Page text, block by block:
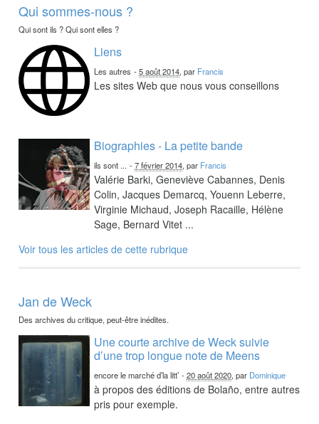
Qui sommes-nous ?
Qui sont ils ? Qui sont elles ?
Liens
Les autres -5 août 2014, par Francis
Les sites Web que nous vous conseillons
Biographies - La petite bande
ils sont ... -7 février 2014, par Francis
Valérie Barki, Geneviève Cabannes, Denis
Colin, Jacques Demarcq, Youenn Leberre,
Virginie Michaud, Joseph Racaille, Hélène
Sage, Bernard Vitet ...
Voir tous les articles de cette rubrique
Jan de Weck
Des archives du critique, peut-être inédites.
Une courte archive de Weck suivie
d’une trop longue note de Meens
encore le marché d’la litt’ -20 août 2020, par Dominique
à propos des éditions de Bolaño, entre autres
pris pour exemple.